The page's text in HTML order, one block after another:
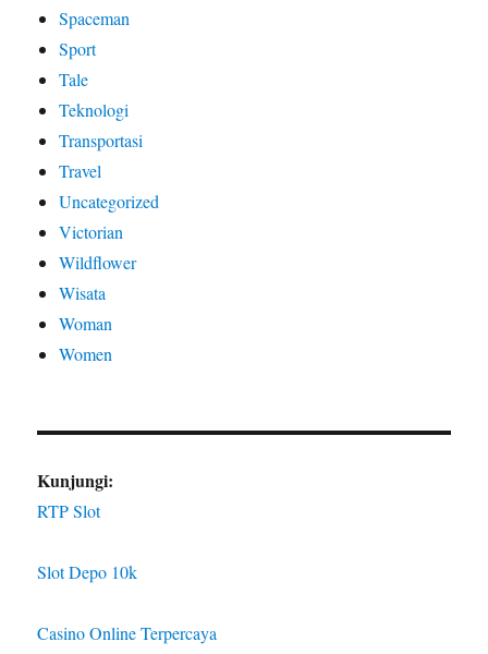
Spaceman
Sport
Tale
Teknologi
Transportasi
Travel
Uncategorized
Victorian
Wildflower
Wisata
Woman
Women
Kunjungi:
RTP Slot
Slot Depo 10k
Casino Online Terpercaya